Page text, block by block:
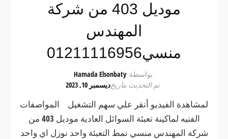
موديل 403 من شركة
المهندس
منسي01211116956
بواسطة Hamada Elsonbaty
تم التحديث بتاريخديسمبر 10, 2023
لمشاهدة الفيديو أنقر علي سهم التشغيل المواصفات
الفنيه لماكينة تعبئة السوائل العادية موديل 403 من
شركة المهندس منسي نمط التعبئة واحد نوزل اي واحد